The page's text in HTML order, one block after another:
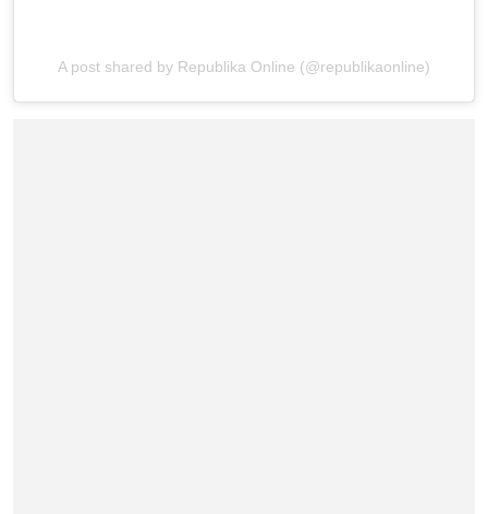
A post shared by Republika Online (@republikaonline)